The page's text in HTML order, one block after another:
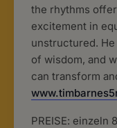
the rhythms
excitement in
unstructured.
of wisdom, and
can transform
PREISE: einzeln